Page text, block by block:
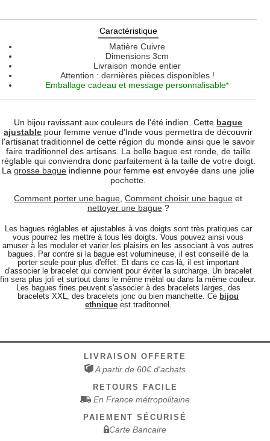
Un bijou ravissant aux couleurs de l'été indien. Cette bague
ajustable pour femme venue d'Inde vous permettra de découvrir
l'artisanat traditionnel de cette région du monde ainsi que le savoir
faire traditionnel des artisans. La belle bague est ronde, de taille
réglable qui conviendra donc parfaitement à la taille de votre doigt.
Lagrosse bague indienne pour femme est envoyée dans une jolie
pochette.
Caractéristique
Matière Cuivre
Dimensions 3cm
Livraison monde entier
Attention : dernières pièces disponibles !
Emballage cadeau et message personnalisable*
Comment porter une bague ,Comment choisir une bague et
nettoyer une bague?
Les bagues réglables et ajustables à vos doigts sont très pratiques car
vous pourrez les mettre à tous les doigts. Vous pouvez ainsi vous
amuser à les moduler et varier les plaisirs en les associant à vos autres
bagues. Par contre si la bague est volumineuse, il est conseillé de la
porter seule pour plus d'effet. Et dans ce cas-là, il est important
d'associer le bracelet qui convient pour éviter la surcharge. Un bracelet
fin sera plus joli et surtout dans le même métal ou dans la même couleur.
Les bagues fines peuvent s'associer à des bracelets larges, des
bracelets XXL, des bracelets jonc ou bien manchette. Ce bijou
ethniqueest traditonnel.
LIVRAISON OFFERTE
A partir de 60€ d'achats
RETOURS FACILE
En France métropolitaine
PAIEMENT SÉCURISÉ
Carte Bancaire